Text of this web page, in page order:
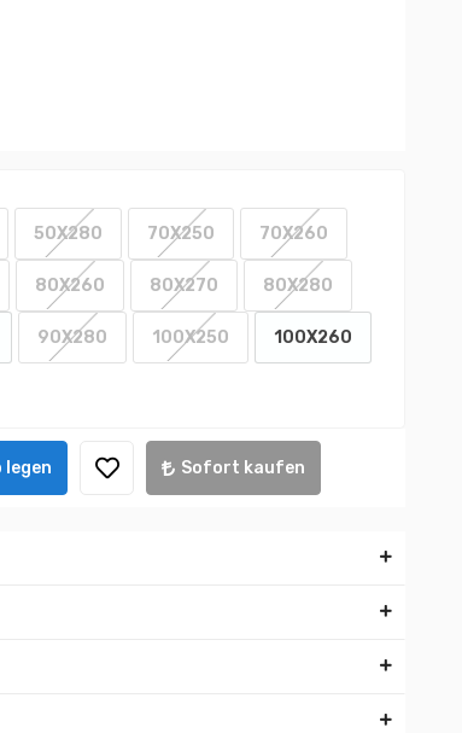
50X280 70X250 70X260
80X260 80X270 80X280
90X280 100X250 100X260
legen Sofort kaufen